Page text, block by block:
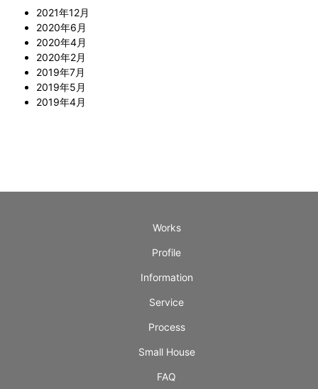
2021年12月
2020年6月
2020年4月
2020年2月
2019年7月
2019年5月
2019年4月
Works
Profile
Information
Service
Process
Small House
FAQ